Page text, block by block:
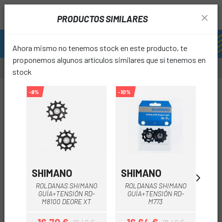
PRODUCTOS SIMILARES
Ahora mismo no tenemos stock en este producto, te
proponemos algunos artículos similares que sí tenemos en
stock
-9%
SHIMANO
ROLDANAS SHIMANO
GUÍA+TENSIÓN RD-
M8100 DEORE XT
-10%
SHIMANO
ROLDANAS SHIMANO
GUÍA+TENSIÓN RD-
M773